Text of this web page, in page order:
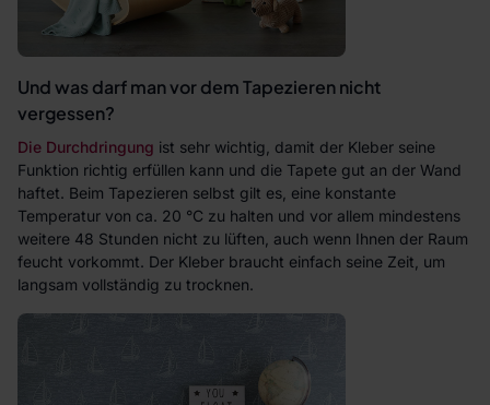
Und was darf man vor dem Tapezieren nicht
vergessen?
Die Durchdringung ist sehr wichtig, damit der Kleber seine
Funktion richtig erfüllen kann und die Tapete gut an der Wand
haftet. Beim Tapezieren selbst gilt es, eine konstante
Temperatur von ca. 20 °C zu halten und vor allem mindestens
weitere 48 Stunden nicht zu lüften, auch wenn Ihnen der Raum
feucht vorkommt. Der Kleber braucht einfach seine Zeit, um
langsam vollständig zu trocknen.